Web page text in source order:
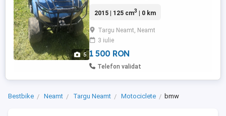
5
2015 | 125 cm3 | 0 km
Targu Neamt, Neamt
3 iulie
1 500 RON
Telefon validat
Bestbike Neamt Targu Neamt Motociclete bmw